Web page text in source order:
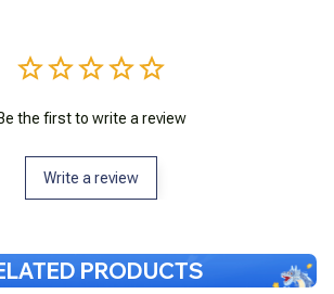
Be the first to write a review
Write a review
PRODUCTS